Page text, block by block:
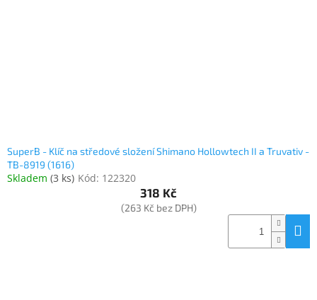
SuperB - Klíč na středové složení Shimano Hollowtech II a Truvativ -
TB-8919 (1616)
Skladem (3 ks) Kód: 122320
318 Kč
(263 Kč bez DPH)